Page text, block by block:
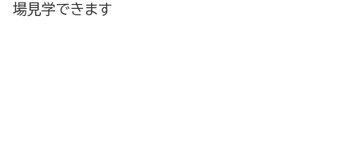
場見学できます